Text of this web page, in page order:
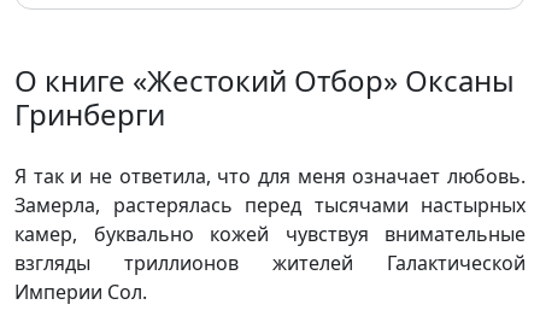
О книге «Жестокий Отбор» Оксаны
Гринберги
Я так и не ответила, что для меня означает любовь.
Замерла, растерялась перед тысячами настырных
камер, буквально кожей чувствуя внимательные
взгляды триллионов жителей Галактической
Империи Сол.